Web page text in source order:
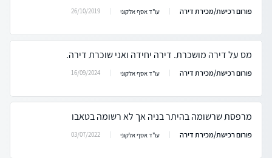
פורום רכישת/מכירת דירה עו"ד אסף אלקוני 26/10/2019
מס על דירה מושכרת. דירה יחידה ואני שוכרת דירה.
פורום רכישת/מכירת דירה עו"ד אסף אלקוני 16/09/2024
מרפסת שרשומה בהיתר בניה אך לא רשומה בטאבו
פורום רכישת/מכירת דירה עו"ד אסף אלקוני 03/07/2022